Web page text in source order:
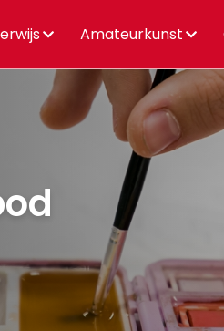
Amateurkunst